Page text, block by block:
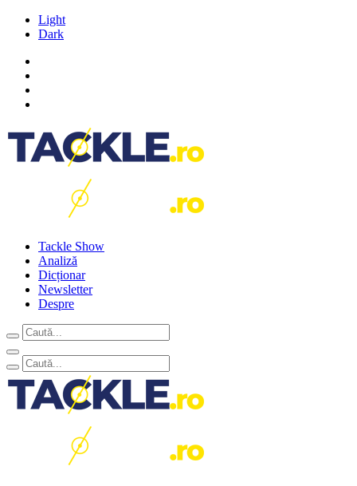
Light
Dark
Tackle Show
Analiză
Dicționar
Newsletter
Despre